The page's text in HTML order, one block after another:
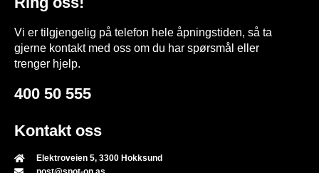
Vi er tilgjengelig på telefon hele åpningstiden, så ta
gjerne kontakt med oss om du har spørsmål eller
trenger hjelp.
400 50 555
Kontakt oss
Elektroveien 5, 3300 Hokksund